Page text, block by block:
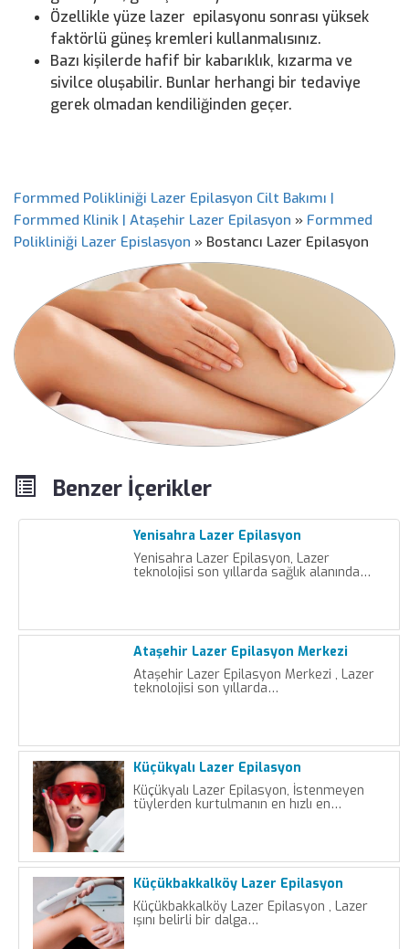
Özellikle yüze lazer epilasyonu sonrası yüksek
faktörlü güneş kremleri kullanmalısınız.
Bazı kişilerde hafif bir kabarıklık, kızarma ve
sivilce oluşabilir. Bunlar herhangi bir tedaviye
gerek olmadan kendiliğinden geçer.
Formmed Polikliniği Lazer Epilasyon Cilt Bakımı |
Formmed Klinik | Ataşehir Lazer Epilasyon » Formmed
Polikliniği Lazer Epislasyon » Bostancı Lazer Epilasyon
Benzer İçerikler
Yenisahra Lazer Epilasyon
Yenisahra Lazer Epilasyon, Lazer
teknolojisi son yıllarda sağlık alanında…
Ataşehir Lazer Epilasyon Merkezi
Ataşehir Lazer Epilasyon Merkezi , Lazer
teknolojisi son yıllarda…
Küçükyalı Lazer Epilasyon
Küçükyalı Lazer Epilasyon, İstenmeyen
tüylerden kurtulmanın en hızlı en…
Küçükbakkalköy Lazer Epilasyon
Küçükbakkalköy Lazer Epilasyon , Lazer
ışını belirli bir dalga…